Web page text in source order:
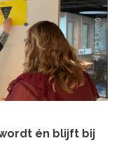
én blijft bij